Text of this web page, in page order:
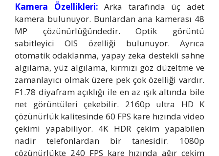
Kamera Özellikleri: Arka tarafında üç adet
kamera bulunuyor. Bunlardan ana kamerası 48
MP çözünürlüğündedir. Optik görüntü
sabitleyici OIS özelliği bulunuyor. Ayrıca
otomatik odaklanma, yapay zeka destekli sahne
algılama, yüz algılama, kırmızı göz düzeltme ve
zamanlayıcı olmak üzere pek çok özelliği vardır.
F1.78 diyafram açıklığı ile en az ışık altında bile
net görüntüleri çekebilir. 2160p ultra HD K
çözünürlük kalitesinde 60 FPS kare hızında video
çekimi yapabiliyor. 4K HDR çekim yapabilen
nadir telefonlardan bir tanesidir. 1080p
çözünürlükte 240 FPS kare hızında ağır çekim